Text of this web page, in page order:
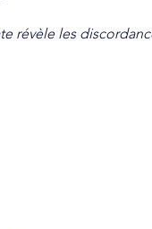
révèle les